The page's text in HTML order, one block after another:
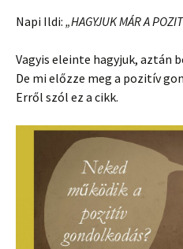
Napi Ildi: „HAGYJUK MÁR A
Vagyis eleinte hagyjuk, aztán
De mi előzze meg a pozitív
Erről szól ez a cikk.